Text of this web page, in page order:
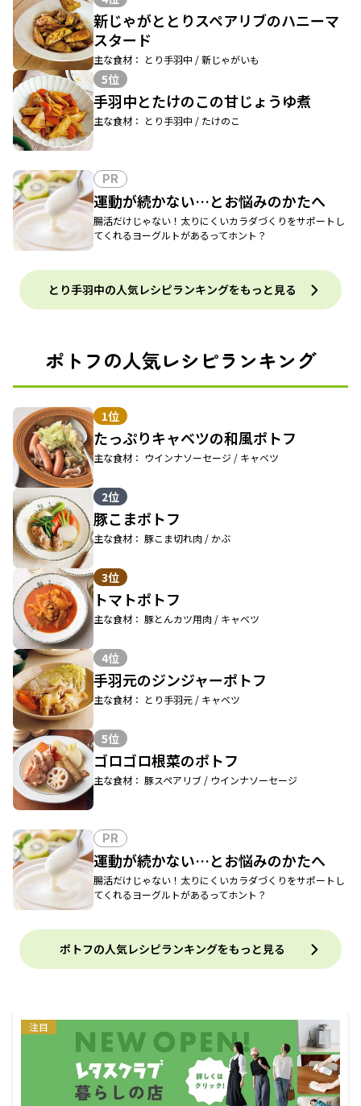
新じゃがととりスペアリブのハニーマ
スタード
主な食材： とり手羽中 / 新じゃがいも
5位
手羽中とたけのこの甘じょうゆ煮
主な食材： とり手羽中 / たけのこ
PR
運動が続かない…とお悩みのかたへ
腸活だけじゃない！太りにくいカラダづくりをサポートし
てくれるヨーグルトがあるってホント？
とり手羽中の人気レシピランキングをもっと見る
ポトフの人気レシピランキング
1位
たっぷりキャベツの和風ポトフ
主な食材： ウインナソーセージ / キャベツ
2位
豚こまポトフ
主な食材： 豚こま切れ肉 / かぶ
3位
トマトポトフ
主な食材： 豚とんカツ用肉 / キャベツ
4位
手羽元のジンジャーポトフ
主な食材： とり手羽元 / キャベツ
5位
ゴロゴロ根菜のポトフ
主な食材： 豚スペアリブ / ウインナソーセージ
PR
運動が続かない…とお悩みのかたへ
腸活だけじゃない！太りにくいカラダづくりをサポートし
てくれるヨーグルトがあるってホント？
ポトフの人気レシピランキングをもっと見る
注目